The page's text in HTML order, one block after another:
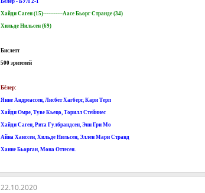
Бёлер - БУЛ 2-1
Хайди Саген (15)-----------Аасе Бьорг Странде (34)
Хильде Нильсен (69)
Бислетт
500 зрителей
Бёлер:
Янне Андреассен, Лисбет Хагберг, Кари Терп
Хайди Омре, Туве Кьецо, Торилл Стейннес
Хайди Саген, Рита Гулбрандсен, Энн Гри Мо
Айна Ханссен, Хильде Нильсен, Эллен Мари Странд
Ханне Бьорган, Мона Оттесен.
22.10.2020